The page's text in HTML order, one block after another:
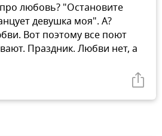
любовь? "Остановите
девушка моя". А?
Вот поэтому все поют
Праздник. Любви нет, а